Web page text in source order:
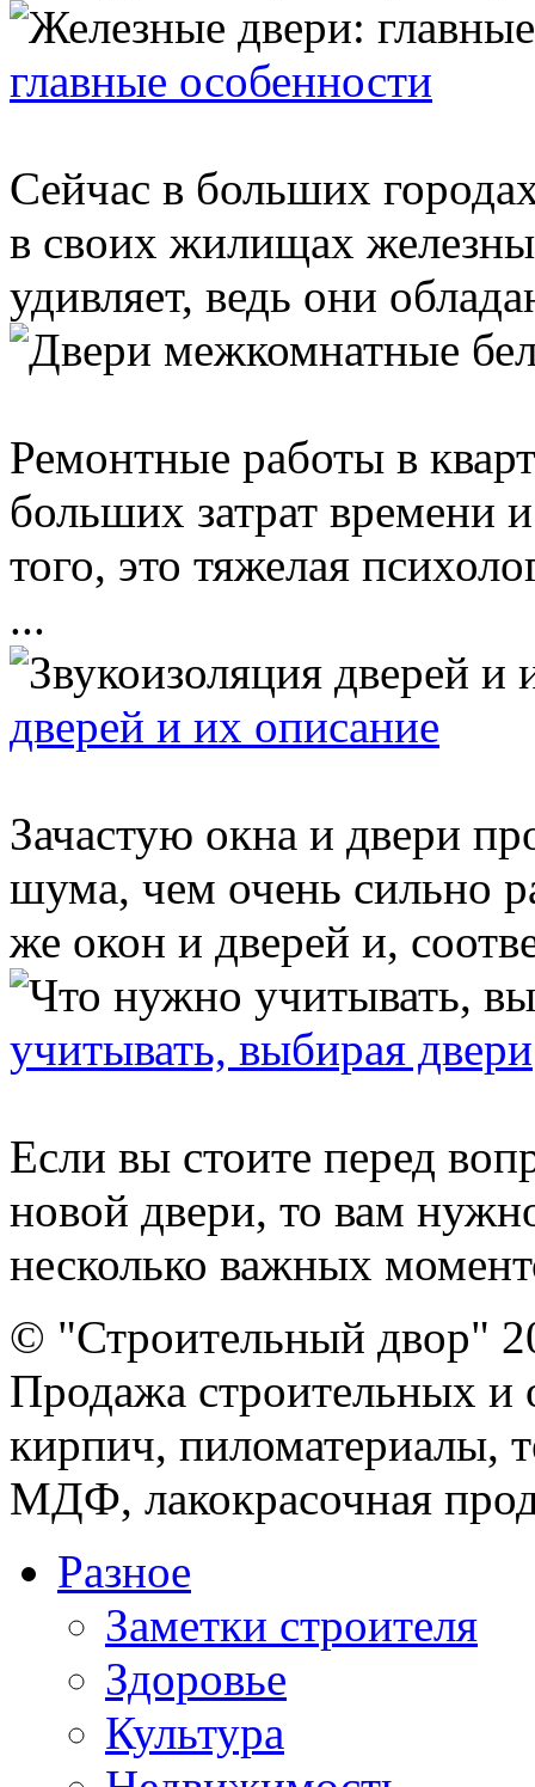
главные особенности
Сейчас в больших
в своих жилищах
удивляет, ведь они
Ремонтные работы в
больших затрат
того, это тяжелая
...
дверей и их описание
Зачастую окна и двери
шума, чем очень сильно
же окон и дверей и,
учитывать, выбирая двери
Если вы стоите перед
новой двери, то вам
несколько важных
© "Строительный двор"
Продажа строительных и
кирпич, пиломатериалы,
МДФ, лакокрасочная
Разное
Заметки строителя
Здоровье
Культура